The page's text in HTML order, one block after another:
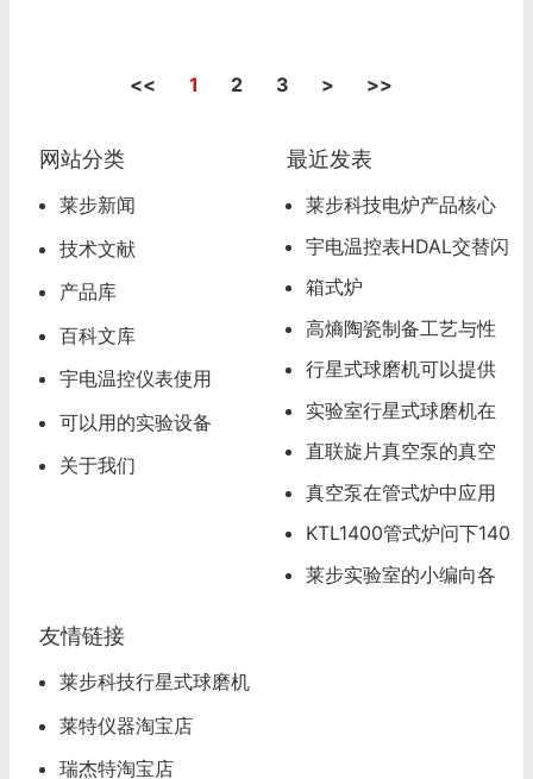
<< 1 2 3 > >>
网站分类
莱步新闻
技术文献
产品库
百科文库
宇电温控仪表使用
可以用的实验设备
关于我们
最近发表
莱步科技电炉产品核心
超级卖点
宇电温控表HDAL交替闪
烁，超温报警怎么办
箱式炉
高熵陶瓷制备工艺与性
能分析
行星式球磨机可以提供
试磨服务
实验室行星式球磨机在
材料研发领域的应用
直联旋片真空泵的真空
度可以达到多少
真空泵在管式炉中应用
应该注意的问题
KTL1400管式炉问下140
0度管式炉怎么操作
莱步实验室的小编向各
友情链接
莱步科技行星式球磨机
莱特仪器淘宝店
瑞杰特淘宝店